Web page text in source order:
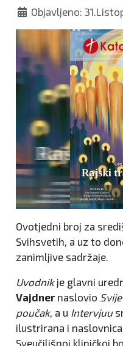
Objavljeno:
Ovotjedni broj za
Svihsvetih, a uz to
zanimljive sadržaje.
Uvodnikje glavni
Vajdnernaslovio
poučak, a u Intervjuu
ilustrirana i
Sveučilišnoj kliničkoj